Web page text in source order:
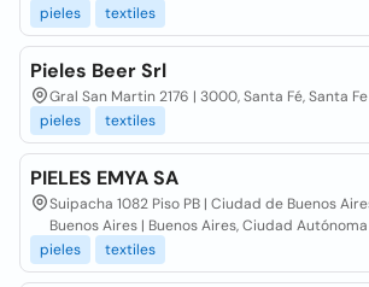
pieles
textiles
Pieles Beer Srl
Gral San Martin 2176 | 3000, Santa Fé, Santa Fe
pieles
textiles
PIELES EMYA SA
Suipacha 1082 Piso PB | Ciudad de Buenos
Buenos Aires | Buenos Aires, Ciudad
pieles
textiles